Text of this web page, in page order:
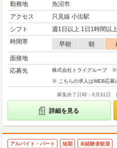
勤務地
魚沼市
アクセス
只見線 小出駅
シフト
週1日以上 1日1時間以
時間帯
早朝 朝
面接地
応募先
株式会社トライグループ ※
※ こちらの求人はWEB応募
募集終了日時：8月31日
詳細を見る
アルバイト・パート 短期 未経験者歓迎